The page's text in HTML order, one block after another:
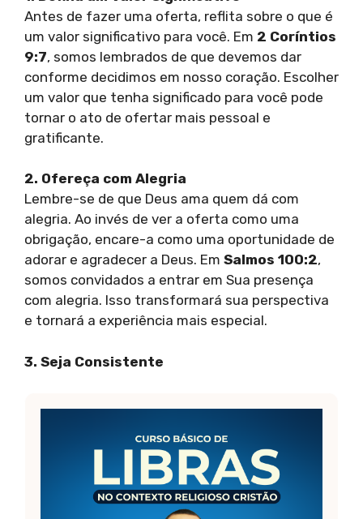
Antes de fazer uma oferta, reflita sobre o que é
um valor significativo para você. Em 2 Coríntios
9:7, somos lembrados de que devemos dar
conforme decidimos em nosso coração. Escolher
um valor que tenha significado para você pode
tornar o ato de ofertar mais pessoal e
gratificante.
2. Ofereça com Alegria
Lembre-se de que Deus ama quem dá com
alegria. Ao invés de ver a oferta como uma
obrigação, encare-a como uma oportunidade de
adorar e agradecer a Deus. Em Salmos 100:2,
somos convidados a entrar em Sua presença
com alegria. Isso transformará sua perspectiva
e tornará a experiência mais especial.
3. Seja Consistente